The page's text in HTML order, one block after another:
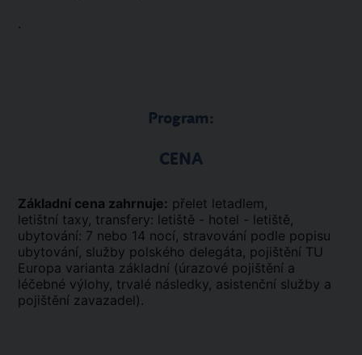
.
Program:
CENA
Základní cena zahrnuje: přelet letadlem,
letištní taxy, transfery: letiště - hotel - letiště,
ubytování: 7 nebo 14 nocí, stravování podle popisu
ubytování, služby polského delegáta, pojištění TU
Europa varianta základní (úrazové pojištění a
léčebné výlohy, trvalé následky, asistenční služby a
pojištění zavazadel).